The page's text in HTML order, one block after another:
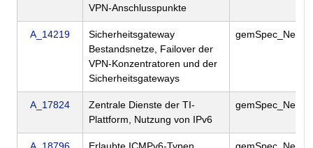
VPN-Anschlusspunkte
A_14219
Sicherheitsgateway
Bestandsnetze, Failover der
VPN-Konzentratoren und der
Sicherheitsgateways
gemSpec_Net
A_17824
Zentrale Dienste der TI-
Plattform, Nutzung von IPv6
gemSpec_Net